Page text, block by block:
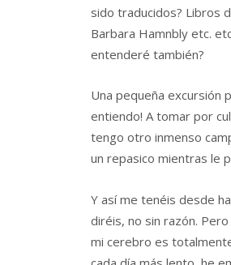
sido traducidos? Libros
Barbara Hamnbly etc.
entenderé también?
Una pequeña excursión
entiendo! A tomar por
tengo otro inmenso
un repasico mientras le
Y así me tenéis desde
diréis, no sin razón.
mi cerebro es